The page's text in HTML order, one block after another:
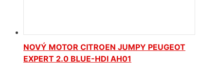
NOVÝ MOTOR CITROEN JUMPY PEUGEOT
EXPERT 2.0 BLUE-HDI AH01